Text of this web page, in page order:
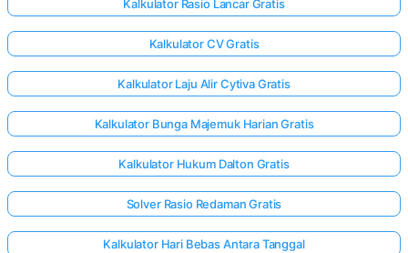
Kalkulator Rasio Lancar Gratis
Kalkulator CV Gratis
Kalkulator Laju Alir Cytiva Gratis
Kalkulator Bunga Majemuk Harian Gratis
Kalkulator Hukum Dalton Gratis
Solver Rasio Redaman Gratis
Kalkulator Hari Bebas Antara Tanggal